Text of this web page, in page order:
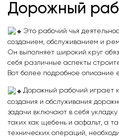
Дорожный
Это рабочий чья
созданием, обслуживанием и
Он выполняет широкий круг
себя различные аспекты
Вот более подробное описание
Дорожный рабочий играет
создания и обслуживания
задачи включают в себя
таких как щебень и асфальт, а
технических операций,